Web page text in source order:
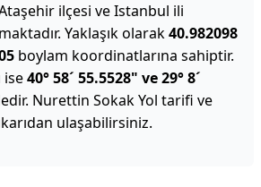
ilçesi ve Istanbul ili
Yaklaşık olarak40.982098
boylam koordinatlarına sahiptir.
ise40° 58´ 55.5528" ve 29° 8´
Nurettin Sokak Yol tarifi ve
ulaşabilirsiniz.